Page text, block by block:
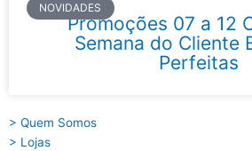
NOVIDADES
Promoções 07 a 12
Semana do Cliente
Perfeitas
> Quem Somos
> Lojas